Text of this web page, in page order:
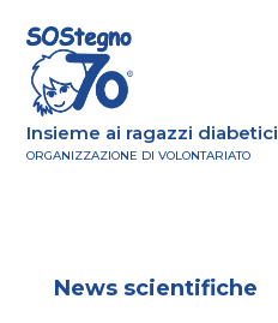
Insieme ai ragazzi diabetici
ORGANIZZAZIONE DI VOLONTARIATO
News scientifiche